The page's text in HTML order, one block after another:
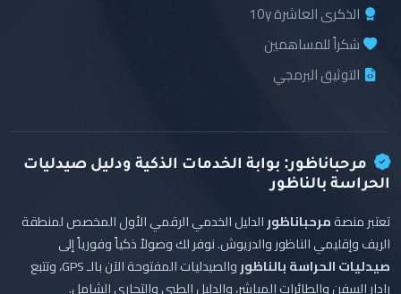
الذكرى العاشرة 10y
شكراً للمساهمين
التوثيق البرمجي
مرحباناظور: بوابة الخدمات الذكية ودليل صيدليات
الحراسة بالناظور
تعتبر منصةمرحباناظورالدليل الخدمي الرقمي الأول المخصص لمنطقة
الريف وإقليمي الناظور والدريوش. نوفر لك وصولاً ذكياً وفورياً إلى
صيدليات الحراسة بالناظور
والصيدليات المفتوحة الآن بالـ GPS، وتتبع
رادار السفن والطائرات المباشر، والدليل الطبي والتجاري الشامل.